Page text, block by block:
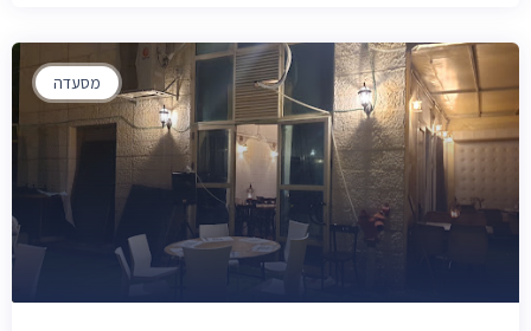
מסעדה